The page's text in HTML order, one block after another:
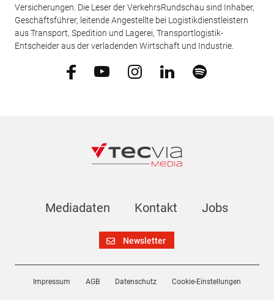
Versicherungen. Die Leser der VerkehrsRundschau sind Inhaber,
Geschäftsführer, leitende Angestellte bei Logistikdienstleistern
aus Transport, Spedition und Lagerei, Transportlogistik-
Entscheider aus der verladenden Wirtschaft und Industrie.
Mediadaten Kontakt Jobs
Newsletter
Impressum AGB Datenschutz Cookie-Einstellungen